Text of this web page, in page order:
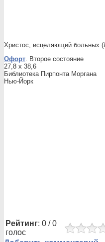
Христос, исцеляющий больных
Офорт. Второе состояние
27,8 x 38,6
Библиотека Пирпонта Моргана
Нью-Йорк
Рейтинг: 0 / 0
голос